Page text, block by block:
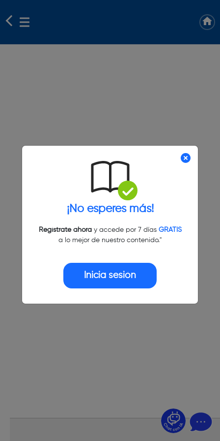
¡No esperes más!
Regístrate ahoray accede por 7 días GRATIS
a lo mejor de nuestro contenido."
Inicia sesión